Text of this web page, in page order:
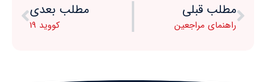
مطلب قبلی
راهنمای مراجعین
مطلب بعدی
کووید 19